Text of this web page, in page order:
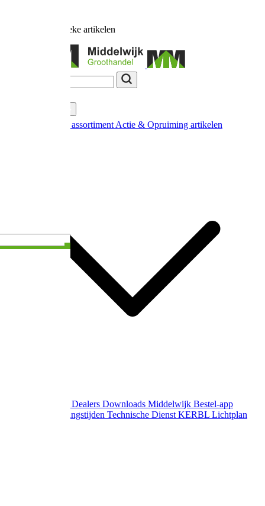
unieke artikelen
Nieuw in ons assortiment Actie & Opruiming artikelen
Dealers Downloads Middelwijk Bestel-app
Gewijzigde openingstijden Technische Dienst KERBL Lichtplan